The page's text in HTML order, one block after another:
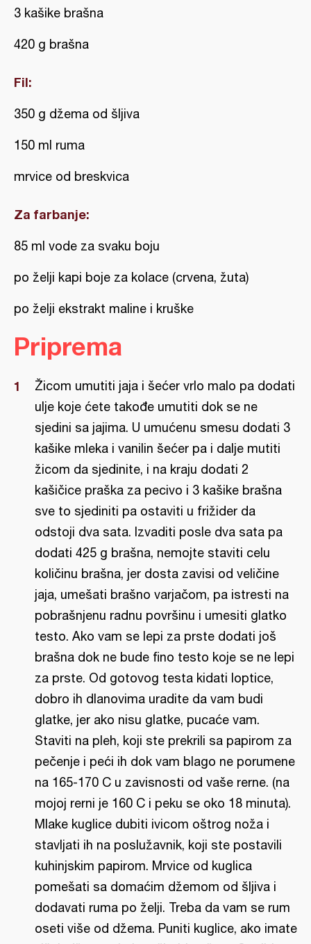
3 kašike brašna
420 g brašna
Fil:
350 g džema od šljiva
150 ml ruma
mrvice od breskvica
Za farbanje:
85 ml vode za svaku boju
po želji kapi boje za kolace (crvena, žuta)
po želji ekstrakt maline i kruške
Priprema
Žicom umutiti jaja i šećer vrlo malo pa dodati
ulje koje ćete takođe umutiti dok se ne
sjedini sa jajima. U umućenu smesu dodati 3
kašike mleka i vanilin šećer pa i dalje mutiti
žicom da sjedinite, i na kraju dodati 2
kašičice praška za pecivo i 3 kašike brašna
sve to sjediniti pa ostaviti u frižider da
odstoji dva sata. Izvaditi posle dva sata pa
dodati 425 g brašna, nemojte staviti celu
količinu brašna, jer dosta zavisi od veličine
jaja, umešati brašno varjačom, pa istresti na
pobrašnjenu radnu površinu i umesiti glatko
testo. Ako vam se lepi za prste dodati još
brašna dok ne bude fino testo koje se ne lepi
za prste. Od gotovog testa kidati loptice,
dobro ih dlanovima uradite da vam budi
glatke, jer ako nisu glatke, pucaće vam.
Staviti na pleh, koji ste prekrili sa papirom za
pečenje i peći ih dok vam blago ne porumene
na 165-170 C u zavisnosti od vaše rerne. (na
mojoj rerni je 160 C i peku se oko 18 minuta).
Mlake kuglice dubiti ivicom oštrog noža i
stavljati ih na poslužavnik, koji ste postavili
kuhinjskim papirom. Mrvice od kuglica
pomešati sa domaćim džemom od šljiva i
dodavati ruma po želji. Treba da vam se rum
oseti više od džema. Puniti kuglice, ako imate